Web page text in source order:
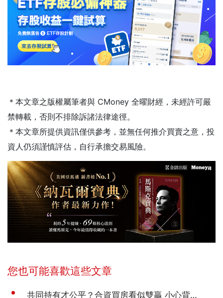
＊本文章之版權屬筆者與 CMoney 全曜財經，未經許可嚴
禁轉載，否則不排除訴諸法律途徑。
＊本文章所提供資訊僅供參考，並無任何推介買賣之意，投
資人仍須謹慎評估，自行承擔交易風險。